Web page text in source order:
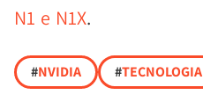
N1 e N1X.
#NVIDIA #TECNOLOGIA